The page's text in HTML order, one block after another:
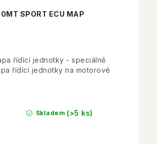
SPORT ECU MAP
Skladem (>5 ks)
řídící jednotky - speciálně
řídící jednotky na motorové